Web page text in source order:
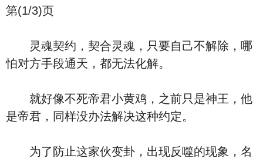
第(1/3)页
灵魂契约，契合灵魂，只要自己不解除，哪
怕对方手段通天，都无法化解。
就好像不死帝君小黄鸡，之前只是神王，他
是帝君，同样没办法解决这种约定。
为了防止这家伙变卦，出现反噬的现象，名